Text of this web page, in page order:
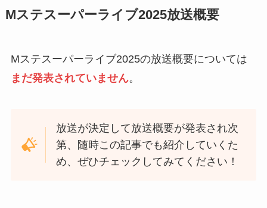
Mステスーパーライブ2025放送概要
Mステスーパーライブ2025の放送概要については
まだ発表されていません。
放送が決定して放送概要が発表され次
第、随時この記事でも紹介していくた
め、ぜひチェックしてみてください！